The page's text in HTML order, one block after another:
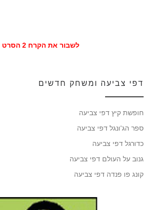
לשבור את הקרח 2 הסרט
דפי צביעה ומשחק חדשים
חופשת קיץ דפי צביעה
ספר הג'ונגל דפי צביעה
כדורגל דפי צביעה
גנוב על העולם דפי צביעה
קונג פו פנדה דפי צביעה